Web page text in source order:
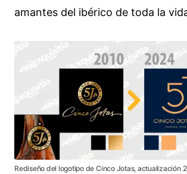
amantes del ibérico de toda la
Rediseño del logotipo de Cinco Jotas, actualización